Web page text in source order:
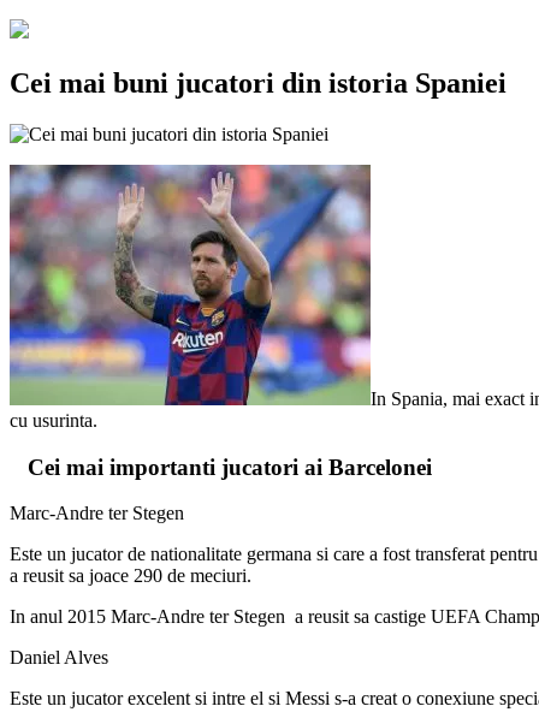
Cei mai buni jucatori din istoria Spaniei
In Spania, mai exact
cu usurinta.
Cei mai importanti jucatori ai Barcelonei
Marc-Andre ter Stegen
Este un jucator de nationalitate germana si care a fost transferat
a reusit sa joace 290 de meciuri.
In anul 2015 Marc-Andre ter Stegen a reusit sa castige UEFA
Daniel Alves
Este un jucator excelent si intre el si Messi s-a creat o conexiune